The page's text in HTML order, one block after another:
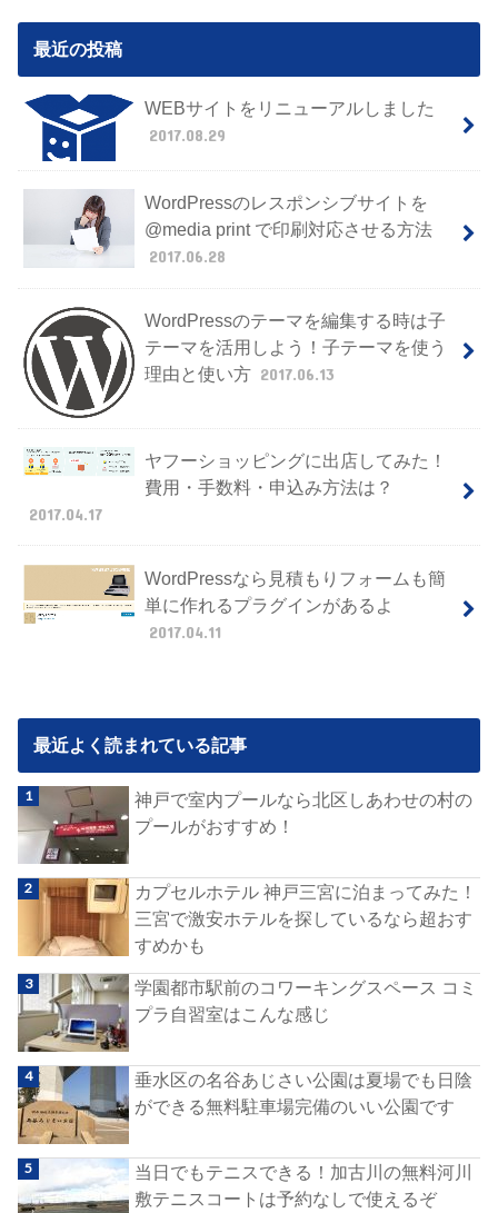
最近の投稿
WEBサイトをリニューアルしました
2017.08.29
WordPressのレスポンシブサイトを
@media print で印刷対応させる方法
2017.06.28
WordPressのテーマを編集する時は子
テーマを活用しよう！子テーマを使う
理由と使い方 2017.06.13
ヤフーショッピングに出店してみた！
費用・手数料・申込み方法は？
2017.04.17
WordPressなら見積もりフォームも簡
単に作れるプラグインがあるよ
2017.04.11
最近よく読まれている記事
神戸で室内プールなら北区しあわせの村の
プールがおすすめ！
カプセルホテル 神戸三宮に泊まってみた！
三宮で激安ホテルを探しているなら超おす
すめかも
学園都市駅前のコワーキングスペース コミ
プラ自習室はこんな感じ
垂水区の名谷あじさい公園は夏場でも日陰
ができる無料駐車場完備のいい公園です
当日でもテニスできる！加古川の無料河川
敷テニスコートは予約なしで使えるぞ